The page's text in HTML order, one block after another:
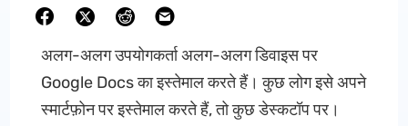
अलग-अलग उपयोगकर्ता अलग-अलग डिवाइस पर
Google Docs का इस्तेमाल करते हैं। कुछ लोग इसे अपने
स्मार्टफ़ोन पर इस्तेमाल करते हैं, तो कुछ डेस्कटॉप पर।